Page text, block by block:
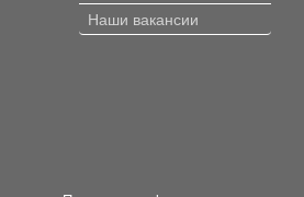
Наши вакансии